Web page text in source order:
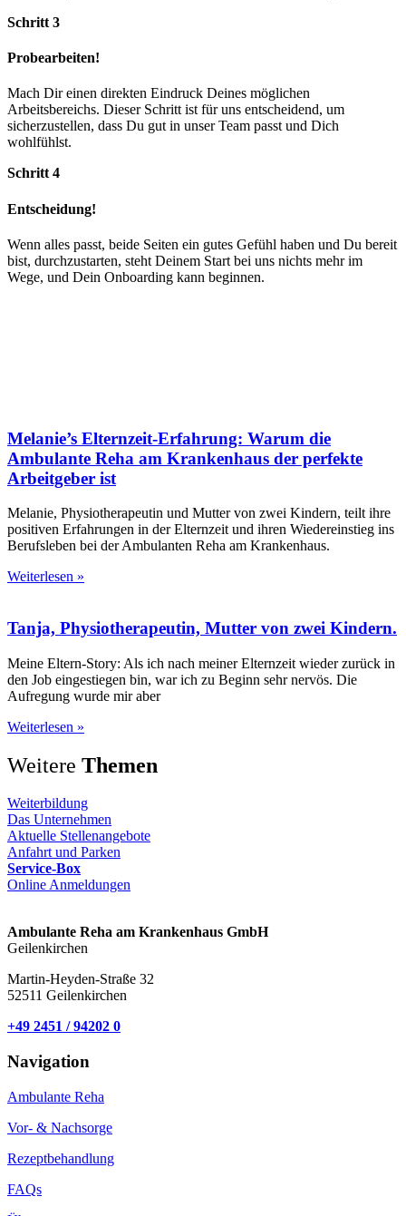
Schritt 3
Probearbeiten!
Mach Dir einen direkten Eindruck Deines möglichen
Arbeitsbereichs. Dieser Schritt ist für uns entscheidend, um
sicherzustellen, dass Du gut in unser Team passt und Dich
wohlfühlst.
Schritt 4
Entscheidung!
Wenn alles passt, beide Seiten ein gutes Gefühl haben und Du bereit
bist, durchzustarten, steht Deinem Start bei uns nichts mehr im
Wege, und Dein Onboarding kann beginnen.
Melanie’s Elternzeit-Erfahrung: Warum die
Ambulante Reha am Krankenhaus der perfekte
Arbeitgeber ist
Melanie, Physiotherapeutin und Mutter von zwei Kindern, teilt ihre
positiven Erfahrungen in der Elternzeit und ihren Wiedereinstieg ins
Berufsleben bei der Ambulanten Reha am Krankenhaus.
Weiterlesen »
Tanja, Physiotherapeutin, Mutter von zwei Kindern.
Meine Eltern-Story: Als ich nach meiner Elternzeit wieder zurück in
den Job eingestiegen bin, war ich zu Beginn sehr nervös. Die
Aufregung wurde mir aber
Weiterlesen »
Weitere Themen
Weiterbildung
Das Unternehmen
Aktuelle Stellenangebote
Anfahrt und Parken
Service-Box
Online Anmeldungen
Ambulante Reha am Krankenhaus GmbH
Geilenkirchen
Martin-Heyden-Straße 32
52511 Geilenkirchen
+49 2451 / 94202 0
Navigation
Ambulante Reha
Vor- & Nachsorge
Rezeptbehandlung
FAQs